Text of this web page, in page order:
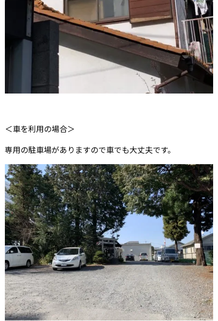
＜車を利用の場合＞
専用の駐車場がありますので車でも大丈夫です。